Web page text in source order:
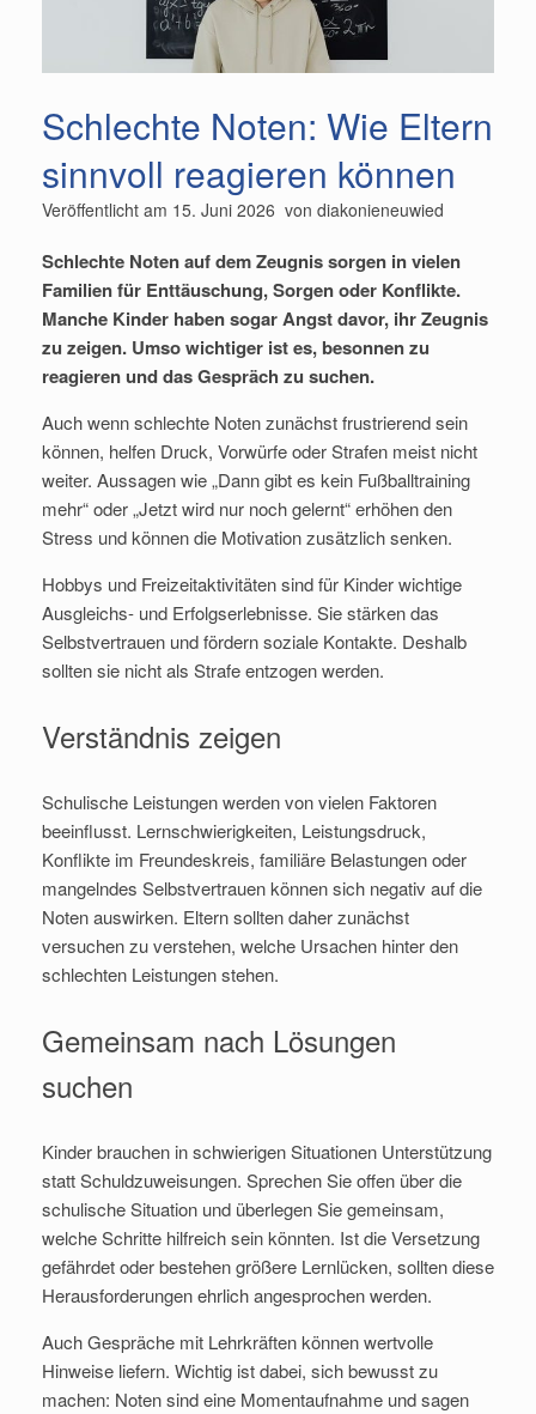
Schlechte Noten: Wie Eltern
sinnvoll reagieren können
Veröffentlicht am 15. Juni 2026 von diakonieneuwied
Schlechte Noten auf dem Zeugnis sorgen in vielen
Familien für Enttäuschung, Sorgen oder Konflikte.
Manche Kinder haben sogar Angst davor, ihr Zeugnis
zu zeigen. Umso wichtiger ist es, besonnen zu
reagieren und das Gespräch zu suchen.
Auch wenn schlechte Noten zunächst frustrierend sein
können, helfen Druck, Vorwürfe oder Strafen meist nicht
weiter. Aussagen wie „Dann gibt es kein Fußballtraining
mehr“ oder „Jetzt wird nur noch gelernt“ erhöhen den
Stress und können die Motivation zusätzlich senken.
Hobbys und Freizeitaktivitäten sind für Kinder wichtige
Ausgleichs- und Erfolgserlebnisse. Sie stärken das
Selbstvertrauen und fördern soziale Kontakte. Deshalb
sollten sie nicht als Strafe entzogen werden.
Verständnis zeigen
Schulische Leistungen werden von vielen Faktoren
beeinflusst. Lernschwierigkeiten, Leistungsdruck,
Konflikte im Freundeskreis, familiäre Belastungen oder
mangelndes Selbstvertrauen können sich negativ auf die
Noten auswirken. Eltern sollten daher zunächst
versuchen zu verstehen, welche Ursachen hinter den
schlechten Leistungen stehen.
Gemeinsam nach Lösungen
suchen
Kinder brauchen in schwierigen Situationen Unterstützung
statt Schuldzuweisungen. Sprechen Sie offen über die
schulische Situation und überlegen Sie gemeinsam,
welche Schritte hilfreich sein könnten. Ist die Versetzung
gefährdet oder bestehen größere Lernlücken, sollten diese
Herausforderungen ehrlich angesprochen werden.
Auch Gespräche mit Lehrkräften können wertvolle
Hinweise liefern. Wichtig ist dabei, sich bewusst zu
machen: Noten sind eine Momentaufnahme und sagen